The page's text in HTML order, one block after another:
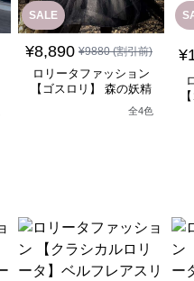
SALE
¥8,890 ¥9880(割引前)
ロリータファッション
【ゴスロリ】 森の妖精
風ゴシックロリータワン
全4色
¥